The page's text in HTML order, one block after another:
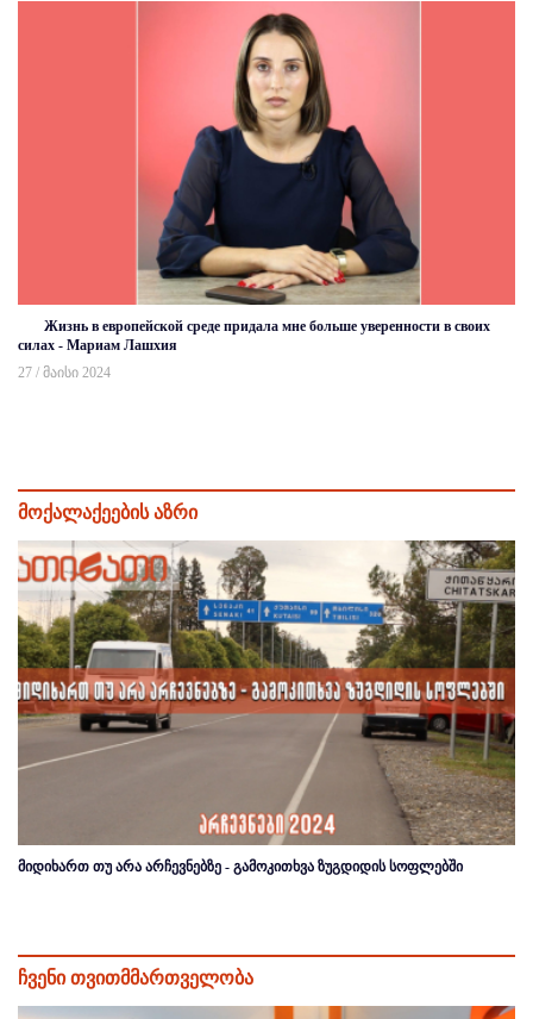
Жизнь в европейской среде придала мне больше уверенности в своих
силах - Мариам Лашхия
27 / მაისი 2024
მოქალაქეების აზრი
მიდიხართ თუ არა არჩევნებზე - გამოკითხვა ზუგდიდის სოფლებში
ჩვენი თვითმმართველობა